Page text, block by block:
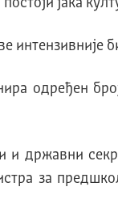
јака
одређен
и државни
за